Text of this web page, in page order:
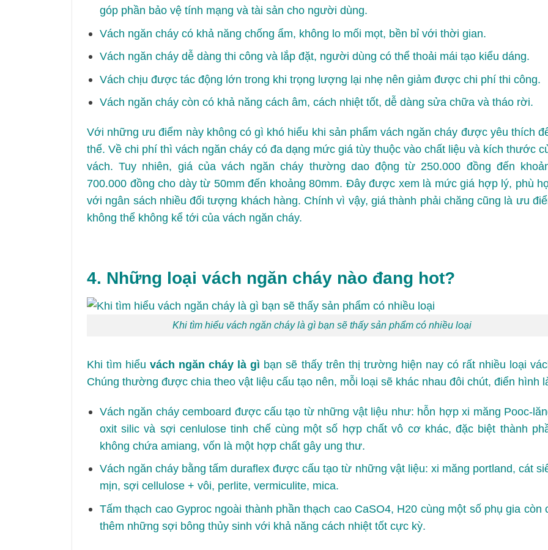
góp phần bảo vệ tính mạng và tài sản cho người dùng.
Vách ngăn cháy có khả năng chống ẩm, không lo mối mọt, bền bỉ với thời gian.
Vách ngăn cháy dễ dàng thi công và lắp đặt, người dùng có thể thoải mái tạo kiểu dáng.
Vách chịu được tác động lớn trong khi trọng lượng lại nhẹ nên giảm được chi phí thi công.
Vách ngăn cháy còn có khả năng cách âm, cách nhiệt tốt, dễ dàng sửa chữa và tháo rời.
Với những ưu điểm này không có gì khó hiểu khi sản phẩm vách ngăn cháy được yêu thích
thế. Về chi phí thì vách ngăn cháy có đa dạng mức giá tùy thuộc vào chất liệu và kích thước
vách. Tuy nhiên, giá của vách ngăn cháy thường dao động từ 250.000 đồng đến
700.000 đồng cho dày từ 50mm đến khoảng 80mm. Đây được xem là mức giá hợp lý, phù
với ngân sách nhiều đối tượng khách hàng. Chính vì vậy, giá thành phải chăng cũng là ưu
không thể không kể tới của vách ngăn cháy.
4. Những loại vách ngăn cháy nào đang hot?
Khi tìm hiểu vách ngăn cháy là gì bạn sẽ thấy sản phẩm có nhiều loại
Khi tìm hiểuvách ngăn cháy là gì bạn sẽ thấy trên thị trường hiện nay có rất nhiều loại
Chúng thường được chia theo vật liệu cấu tạo nên, mỗi loại sẽ khác nhau đôi chút, điển hình
Vách ngăn cháy cemboard được cấu tạo từ những vật liệu như: hỗn hợp xi măng Pooc-
oxit silic và sợi cenlulose tinh chế cùng một số hợp chất vô cơ khác, đặc biệt thành
không chứa amiang, vốn là một hợp chất gây ung thư.
Vách ngăn cháy bằng tấm duraflex được cấu tạo từ những vật liệu: xi măng portland, cát
mịn, sợi cellulose + vôi, perlite, vermiculite, mica.
Tấm thạch cao Gyproc ngoài thành phần thạch cao CaSO4, H20 cùng một số phụ gia còn
thêm những sợi bông thủy sinh với khả năng cách nhiệt tốt cực kỳ.